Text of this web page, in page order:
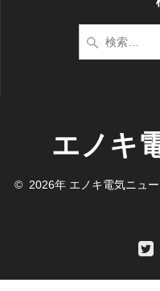
検
索:
エノキ
© 2026年 エノキ電気ニュー